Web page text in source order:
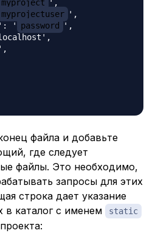
myproject
',
myprojectuser ',
'
password
',
файла и добавьте
где следует
файлы. Это необходимо,
запросы для этих
строка дает указание
в каталог с именем
static